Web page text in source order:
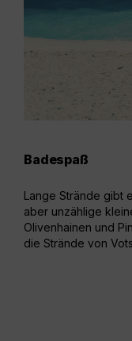
Badespaß
Lange Strände gibt
aber unzählige
Olivenhainen und
die Strände von